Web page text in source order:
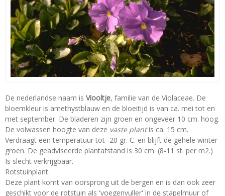
De nederlandse naam is Viooltje, familie van de Violaceae. De
bloemkleur is amethystblauw en de bloeitijd is van ca. mei tot en
met september. De bladeren zijn groen en ongeveer 10 cm. hoog.
De volwassen hoogte van deze vaste plantis ca. 15 cm.
Verdraagt een temperatuur tot -20 gr. C. en blijft de gehele winter
groen. De geadviseerde plantafstand is 30 cm. (8-11 st. per m2.)
Is slecht verkrijgbaar.
Rotstuinplant.
Deze plant komt van oorsprong uit de bergen en is dan ook zeer
geschikt voor de rotstuin als 'voegenvuller' in de stapelmuur of